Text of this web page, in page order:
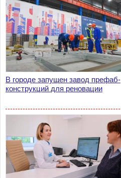
В городе запущен завод префаб-
конструкций для реновации